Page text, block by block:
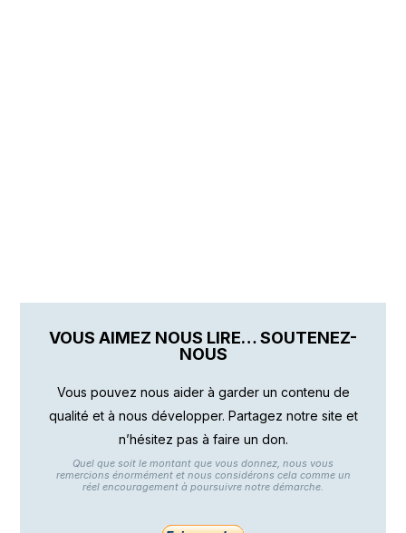
VOUS AIMEZ NOUS LIRE… SOUTENEZ-
NOUS
Vous pouvez nous aider à garder un contenu de
qualité et à nous développer. Partagez notre site et
n’hésitez pas à faire un don.
Quel que soit le montant que vous donnez, nous vous
remercions énormément et nous considérons cela comme un
réel encouragement à poursuivre notre démarche.